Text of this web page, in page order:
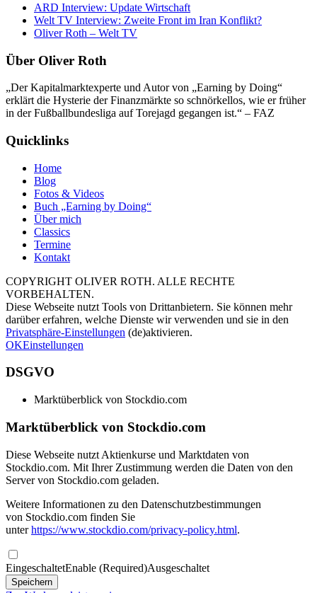
ARD Interview: Update Wirtschaft
Welt TV Interview: Zweite Front im Iran Konflikt?
Oliver Roth – Welt TV
Über Oliver Roth
„Der Kapitalmarktexperte und Autor von „Earning by Doing“
erklärt die Hysterie der Finanzmärkte so schnörkellos, wie er früher
in der Fußballbundesliga auf Torejagd gegangen ist.“ – FAZ
Quicklinks
Home
Blog
Fotos & Videos
Buch „Earning by Doing“
Über mich
Classics
Termine
Kontakt
COPYRIGHT OLIVER ROTH. ALLE RECHTE
VORBEHALTEN.
Diese Webseite nutzt Tools von Drittanbietern. Sie können mehr
darüber erfahren, welche Dienste wir verwenden und sie in den
Privatsphäre-Einstellungen (de)aktivieren.
OKEinstellungen
DSGVO
Marktüberblick von Stockdio.com
Marktüberblick von Stockdio.com
Diese Webseite nutzt Aktienkurse und Marktdaten von
Stockdio.com. Mit Ihrer Zustimmung werden die Daten von den
Server von Stockdio.com geladen.
Weitere Informationen zu den Datenschutzbestimmungen
von Stockdio.com finden Sie
unterhttps://www.stockdio.com/privacy-policy.html.
EingeschaltetEnable (Required)Ausgeschaltet